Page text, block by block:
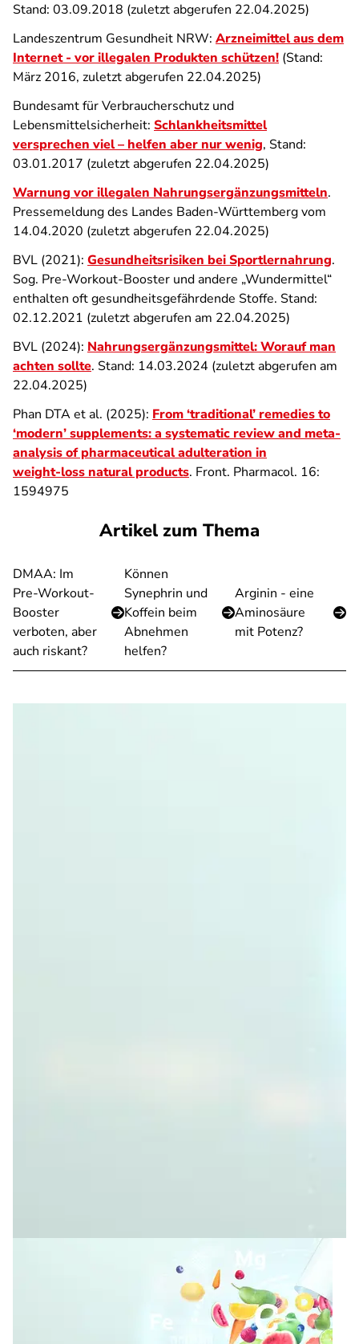
Stand: 03.09.2018 (zuletzt abgerufen 22.04.2025)
Landeszentrum Gesundheit NRW: Arzneimittel aus dem
Internet - vor illegalen Produkten schützen! (Stand:
März 2016, zuletzt abgerufen 22.04.2025)
Bundesamt für Verbraucherschutz und
Lebensmittelsicherheit: Schlankheitsmittel
versprechen viel – helfen aber nur wenig, Stand:
03.01.2017 (zuletzt abgerufen 22.04.2025)
Warnung vor illegalen Nahrungsergänzungsmitteln.
Pressemeldung des Landes Baden-Württemberg vom
14.04.2020 (zuletzt abgerufen 22.04.2025)
BVL (2021): Gesundheitsrisiken bei Sportlernahrung.
Sog. Pre-Workout-Booster und andere „Wundermittel“
enthalten oft gesundheitsgefährdende Stoffe. Stand:
02.12.2021 (zuletzt abgerufen am 22.04.2025)
BVL (2024): Nahrungsergänzungsmittel: Worauf man
achten sollte. Stand: 14.03.2024 (zuletzt abgerufen am
22.04.2025)
Phan DTA et al. (2025): From ‘traditional’ remedies to
‘modern’ supplements: a systematic review and meta-
analysis of pharmaceutical adulteration in
weight-loss natural products. Front. Pharmacol. 16:
1594975
Artikel zum Thema
DMAA: Im
Pre-Workout-
Booster
verboten, aber
auch riskant?
Können
Synephrin und
Koffein beim
Abnehmen
helfen?
Arginin - eine
Aminosäure
mit Potenz?